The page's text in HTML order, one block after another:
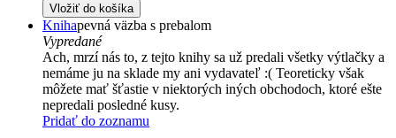
Vložiť do košíka
Knihapevná väzba s prebalom
Vypredané
Ach, mrzí nás to, z tejto knihy sa už predali všetky výtlačky a
nemáme ju na sklade my ani vydavateľ :( Teoreticky však
môžete mať šťastie v niektorých iných obchodoch, ktoré ešte
nepredali posledné kusy.
Pridať do zoznamu